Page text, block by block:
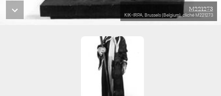
M221273
KIK-IRPA, Brussels (Belgium), cliché M221273